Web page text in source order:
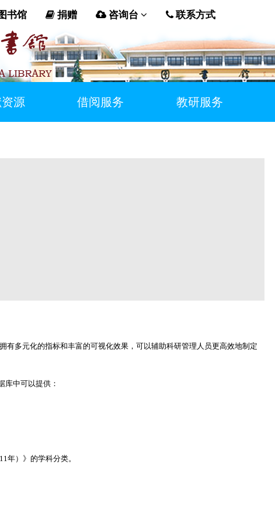
书馆 捐赠 咨询台 联系方式
源 借阅服务 教研服务
有多元化的指标和丰富的可视化效果，可以辅助科研管理人员更高效地制定
库中可以提供：
年）》的学科分类。